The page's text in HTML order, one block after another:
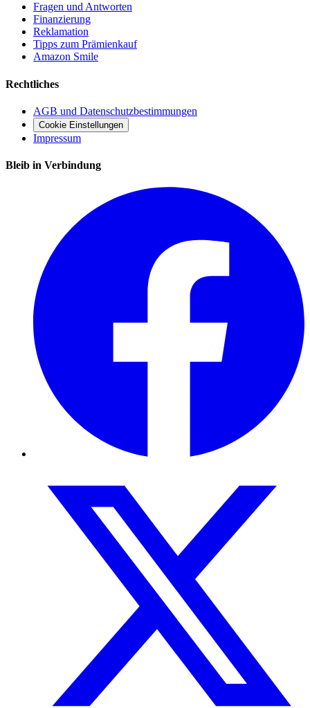
Fragen und Antworten
Finanzierung
Reklamation
Tipps zum Prämienkauf
Amazon Smile
Rechtliches
AGB und Datenschutzbestimmungen
Cookie Einstellungen
Impressum
Bleib in Verbindung